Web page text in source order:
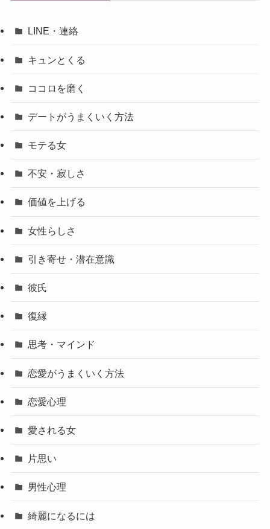
LINE・連絡
キュンとくる
ココロを磨く
デートがうまくいく方法
モテる女
不安・寂しさ
価値を上げる
女性らしさ
引き寄せ・潜在意識
彼氏
復縁
思考・マインド
恋愛がうまくいく方法
恋愛心理
愛される女
片思い
男性心理
綺麗になるには